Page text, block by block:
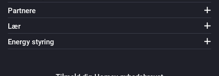
Partnere
Lær
Energy styring